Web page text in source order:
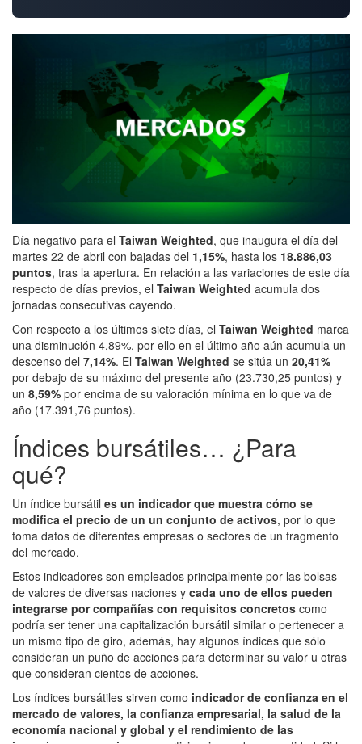
Día negativo para el Taiwan Weighted, que inaugura el día del
martes 22 de abril con bajadas del 1,15%, hasta los 18.886,03
puntos, tras la apertura. En relación a las variaciones de este día
respecto de días previos, el Taiwan Weighted acumula dos
jornadas consecutivas cayendo.
Con respecto a los últimos siete días, el Taiwan Weighted marca
una disminución 4,89%, por ello en el último año aún acumula un
descenso del 7,14%. El Taiwan Weighted se sitúa un 20,41%
por debajo de su máximo del presente año (23.730,25 puntos) y
un 8,59% por encima de su valoración mínima en lo que va de
año (17.391,76 puntos).
Índices bursátiles… ¿Para
qué?
Un índice bursátil es un indicador que muestra cómo se
modifica el precio de un un conjunto de activos, por lo que
toma datos de diferentes empresas o sectores de un fragmento
del mercado.
Estos indicadores son empleados principalmente por las bolsas
de valores de diversas naciones y cada uno de ellos pueden
integrarse por compañías con requisitos concretos como
podría ser tener una capitalización bursátil similar o pertenecer a
un mismo tipo de giro, además, hay algunos índices que sólo
consideran un puño de acciones para determinar su valor u otras
que consideran cientos de acciones.
Los índices bursátiles sirven como indicador de confianza en el
mercado de valores, la confianza empresarial, la salud de la
economía nacional y global y el rendimiento de las